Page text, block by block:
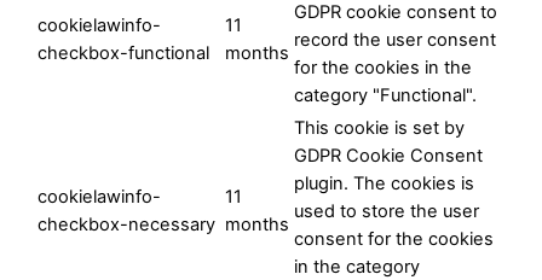
cookielawinfo-
checkbox-functional
11
months
GDPR cookie consent to
record the user consent
for the cookies in the
category "Functional".
cookielawinfo-
checkbox-necessary
11
months
This cookie is set by
GDPR Cookie Consent
plugin. The cookies is
used to store the user
consent for the cookies
in the category